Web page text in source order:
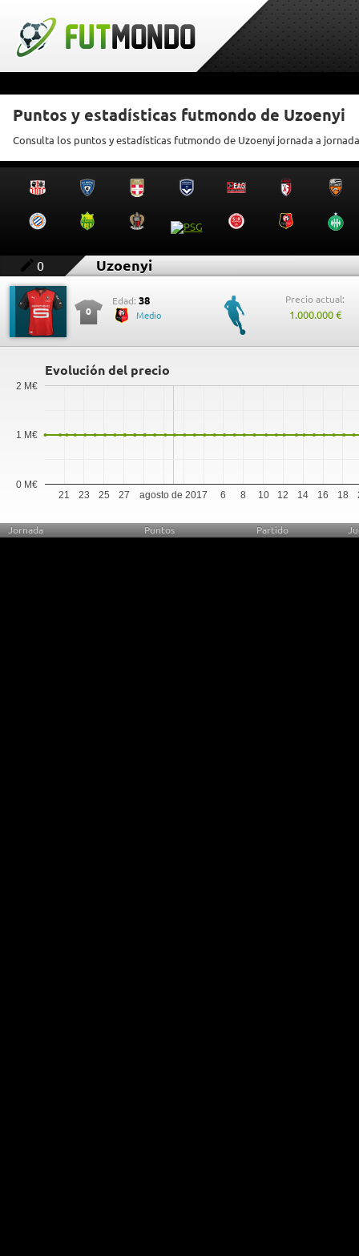
Puntos y estadísticas futmondo de Uzoenyi
Consulta los puntos y estadísticas futmondo de Uzoenyi jornada a jornada
0 Uzoenyi
0
Edad: 38
Medio
Precio actual:
1.000.000 €
Evolución del precio
agosto de 2017
21 23 25 27 6 8 10 12 14 16 18
0 M€
1 M€
2 M€
Jornada Puntos Partido